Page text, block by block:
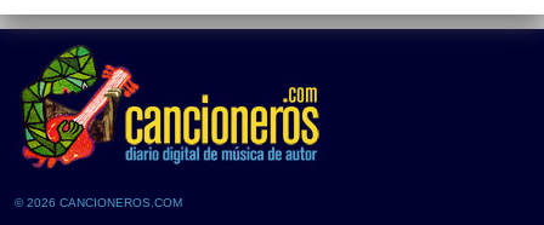
© 2026 CANCIONEROS.COM